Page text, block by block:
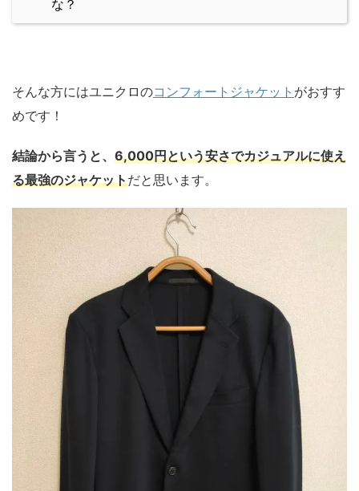
な？
そんな方にはユニクロのコンフォートジャケット がおすす
めです！
結論から言うと、 6,000円という安さでカジュアルに使え
る最強のジャケットだと思います。